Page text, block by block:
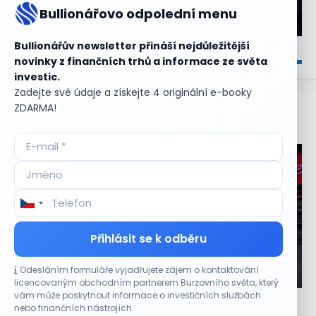
Bullionářovo odpolední menu
Bullionářův newsletter přináší nejdůležitější
novinky z finančních trhů a informace ze světa
investic.
Zadejte své údaje a získejte 4 originální e-booky
ZDARMA!
Přihlásit se k odběru
Odesláním formuláře vyjadřujete zájem o kontaktování
licencovaným obchodním partnerem Burzovního světa, který
vám může poskytnout informace o investičních službách
nebo finančních nástrojích.
Aktuální
CO HÝBE TRHEM
Etsy překonala odhady tržeb, objem prodejů